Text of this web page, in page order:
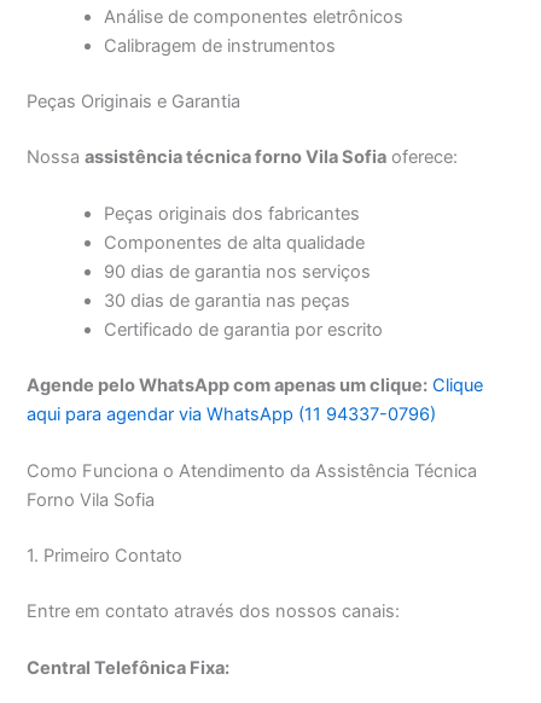
Análise de componentes eletrônicos
Calibragem de instrumentos
Peças Originais e Garantia
Nossaassistência técnica forno Vila Sofia oferece:
Peças originais dos fabricantes
Componentes de alta qualidade
90 dias de garantia nos serviços
30 dias de garantia nas peças
Certificado de garantia por escrito
Agende pelo WhatsApp com apenas um clique: Clique
aqui para agendar via WhatsApp (11 94337-0796)
Como Funciona o Atendimento da Assistência Técnica
Forno Vila Sofia
1. Primeiro Contato
Entre em contato através dos nossos canais:
Central Telefônica Fixa: